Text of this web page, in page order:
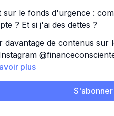
sur le fonds d'urgence :
? Et si j'ai des dettes ?
davantage de contenus sur
plus